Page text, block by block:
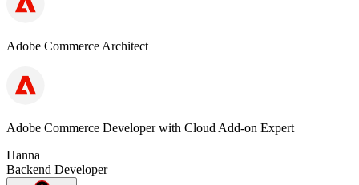
Adobe Commerce Architect
Adobe Commerce Developer with Cloud Add-on Expert
Hanna
Backend Developer